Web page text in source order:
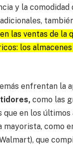
y la comodidad
las ventas de la
los
enfrentan la
como las
en los últimos
mayorista, como
que